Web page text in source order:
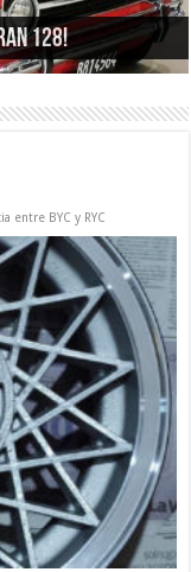
128!
entre BYC y RYC